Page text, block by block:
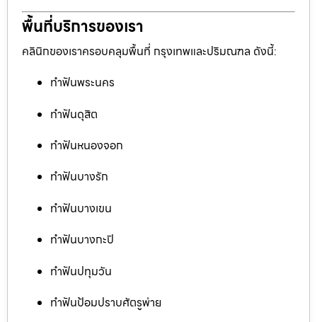
พื้นที่บริการของเรา
คลินิกของเราครอบคลุมพื้นที่ กรุงเทพและปริมณฑล ดังนี้:
ทำฟันพระนคร
ทำฟันดุสิต
ทำฟันหนองจอก
ทำฟันบางรัก
ทำฟันบางเขน
ทำฟันบางกะปิ
ทำฟันปทุมวัน
ทำฟันป้อมปราบศัตรูพ่าย